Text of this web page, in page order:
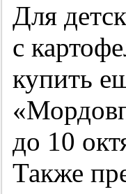
Для
с
купить
до 10
Также